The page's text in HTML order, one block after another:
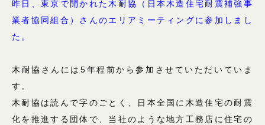
昨日、東京で開かれた木耐協（日本木造住宅耐震補強事
業者協同組合）さんのエリアミーティングに参加しまし
た。
木耐協さんには5年程前から参加させていただいていま
す。
木耐協は読んで字のごとく、日本全国に木造住宅の耐震
化を推進する団体で、当社のような地方工務店に住宅の